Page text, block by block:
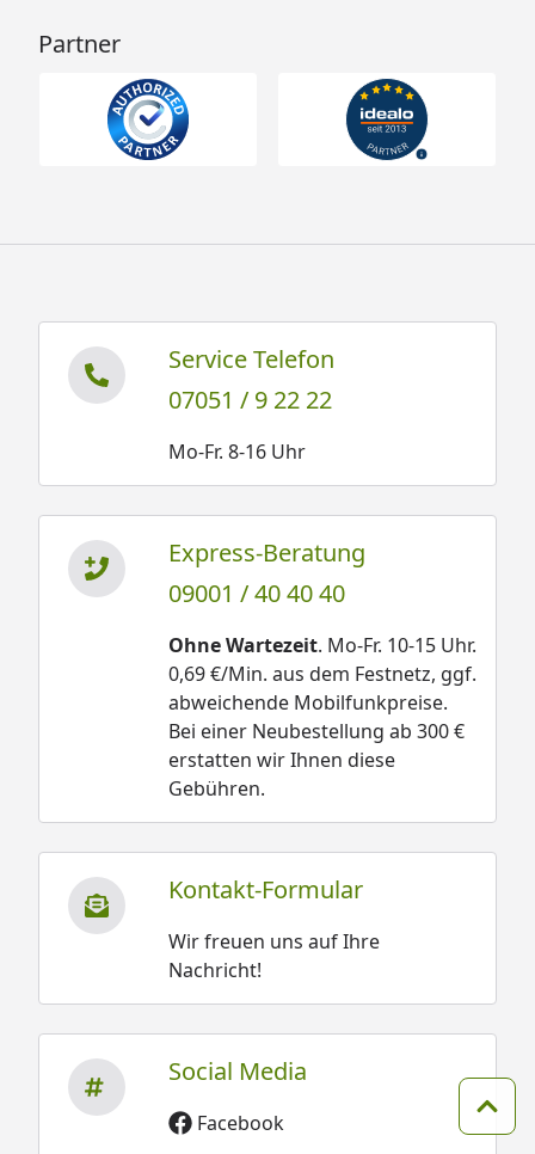
Partner
Service Telefon
07051 / 9 22 22
Mo-Fr. 8-16 Uhr
Express-Beratung
09001 / 40 40 40
Ohne Wartezeit. Mo-Fr. 10-15 Uhr.
0,69 €/Min. aus dem Festnetz, ggf.
abweichende Mobilfunkpreise.
Bei einer Neubestellung ab 300 €
erstatten wir Ihnen diese
Gebühren.
Kontakt-Formular
Wir freuen uns auf Ihre
Nachricht!
Social Media
Facebook